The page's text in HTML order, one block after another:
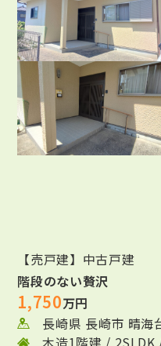
【売戸建】中古戸建
階段のない贅沢
1,750万円
長崎県 長崎市 晴海
木造1階建 /